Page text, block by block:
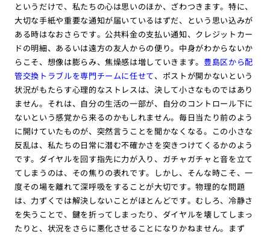
というだけで、私たちの心は思いのほか、ざわつきます。特に、
大切な手紙や重要な通知が届いているはずだ、という思い込みが
ある時はなおさらです。公共料金の支払い通知、クレジットカー
ドの明細、あるいは遠方の友人からの便り。中身がわからないか
らこそ、想像は膨らみ、焦燥感は増していきます。 豊島区から配
管交換トラブルを専門チームに任せて、ポストが開かないという
状況がもたらす心理的なストレスは、決して小さなものではあり
ません。それは、自分の生活の一部が、自分のコントロール下に
ないという感覚から来るのかもしれません。毎日当たり前のよう
に開けていたものが、突然言うことを聞かなくなる。この小さな
反乱は、私たちの日常に潜む不確かさを突きつけてくるかのよう
です。ダイヤルを回す指先に力が入り、ガチャガチャと音を立て
てしまうのは、その焦りの表れです。しかし、そんな時こそ、一
度その場を離れて深呼吸をすることが大切です。物理的な問題
は、力ずくでは解決しないことがほとんどです。むしろ、冷静さ
を失うことで、鍵を折ってしまったり、ダイヤルを壊してしまっ
たりと、状況をさらに悪化させることになりかねません。まず